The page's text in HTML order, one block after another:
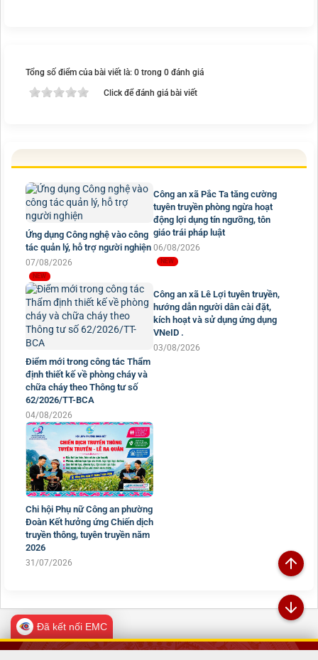
Tổng số điểm của bài viết là: 0 trong 0 đánh giá
Click để đánh giá bài viết
Ứng dụng Công nghệ vào công
tác quản lý, hỗ trợ người nghiện
07/08/2026
Công an xã Pắc Ta tăng cường
tuyên truyền phòng ngừa hoạt
động lợi dụng tín ngưỡng, tôn
giáo trái pháp luật
06/08/2026
Điểm mới trong công tác Thẩm
định thiết kế về phòng cháy và
chữa cháy theo Thông tư số
62/2026/TT-BCA
04/08/2026
Công an xã Lê Lợi tuyên truyền,
hướng dẫn người dân cài đặt,
kích hoạt và sử dụng ứng dụng
VNeID .
03/08/2026
Chi hội Phụ nữ Công an phường
Đoàn Kết hưởng ứng Chiến dịch
truyền thông, tuyên truyền năm
2026
31/07/2026
Đã kết nối EMC